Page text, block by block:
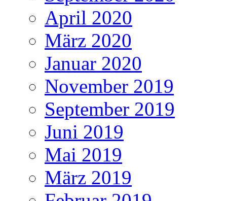
April 2020
März 2020
Januar 2020
November 2019
September 2019
Juni 2019
Mai 2019
März 2019